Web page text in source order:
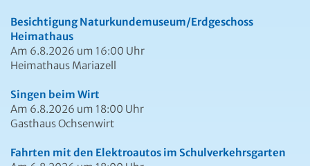
Besichtigung Naturkundemuseum/Erdgeschoss
Heimathaus
Am 6.8.2026 um 16:00 Uhr
Heimathaus Mariazell
Singen beim Wirt
Am 6.8.2026 um 18:00 Uhr
Gasthaus Ochsenwirt
Fahrten mit den Elektroautos im Schulverkehrsgarten